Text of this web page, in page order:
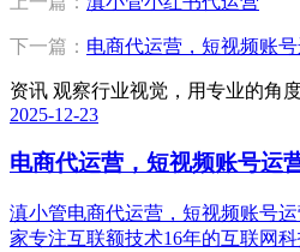
下一篇： 电商代运营，短视频账
资讯 观察行业视觉，用专业的角
2025-12-23
电商代运营，短视频账号运
滇小管电商代运营，短视频账号
家专注互联额技术16年的互联网